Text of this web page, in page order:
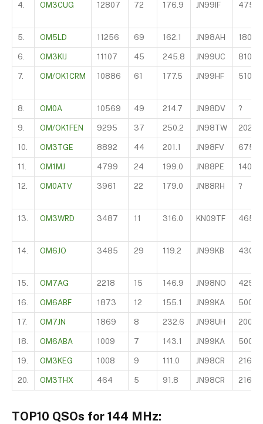
4. OM3CUG 12807 72 176.9 JN99IF 475
5. OM5LD 11256 69 162.1 JN98AH 180
6. OM3KIJ 11107 45 245.8 JN99UC 810
7. OM/OK1CRM 10886 61 177.5 JN99HF 510
8. OM0A 10569 49 214.7 JN98DV ?
9. OM/OK1FEN 9295 37 250.2 JN98TW 2025
10. OM3TGE 8892 44 201.1 JN98FV 675
11. OM1MJ 4799 24 199.0 JN88PE 140
12. OM0ATV 3961 22 179.0 JN88RH ?
13. OM3WRD 3487 11 316.0 KN09TF 465
14. OM6JO 3485 29 119.2 JN99KB 430
15. OM7AG 2218 15 146.9 JN98NO 425
16. OM6ABF 1873 12 155.1 JN99KA 500
17. OM7JN 1869 8 232.6 JN98UH 200
18. OM6ABA 1009 7 143.1 JN99KA 500
19. OM3KEG 1008 9 111.0 JN98CR 216
20. OM3THX 464 5 91.8 JN98CR 216
TOP10 QSOs for 144 MHz: